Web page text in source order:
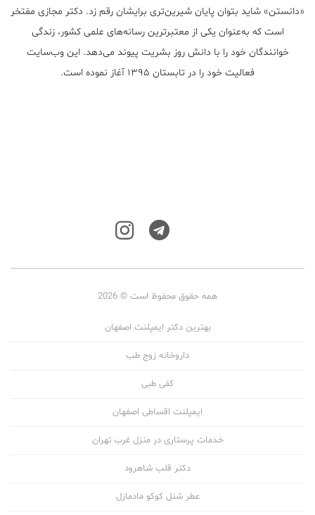
«دانستن» شاید بتوان پایان شیرین‌تری برایشان رقم زد. دکتر مجازی مفتخر
است که به‌عنوان یکی از معتبر‌ترین رسانه‌های علمی کشور، زندگی
خوانندگان خود را با دانش روز بشریت پیوند می‌دهد. این وب‌سایت
فعالیت خود را در تابستان ۱۳۹۵ آغاز نموده است.
همه حقوق محفوظ است © 2026
بهترین دکتر ایمپلنت اصفهان
داروخانه زوج طب
کفی طبی
ایمپلنت اقساطی اصفهان
خدمات پرستاری در منزل غرب تهران
دکتر قلب شاهرود
عطر شنل کوکو مادمازل